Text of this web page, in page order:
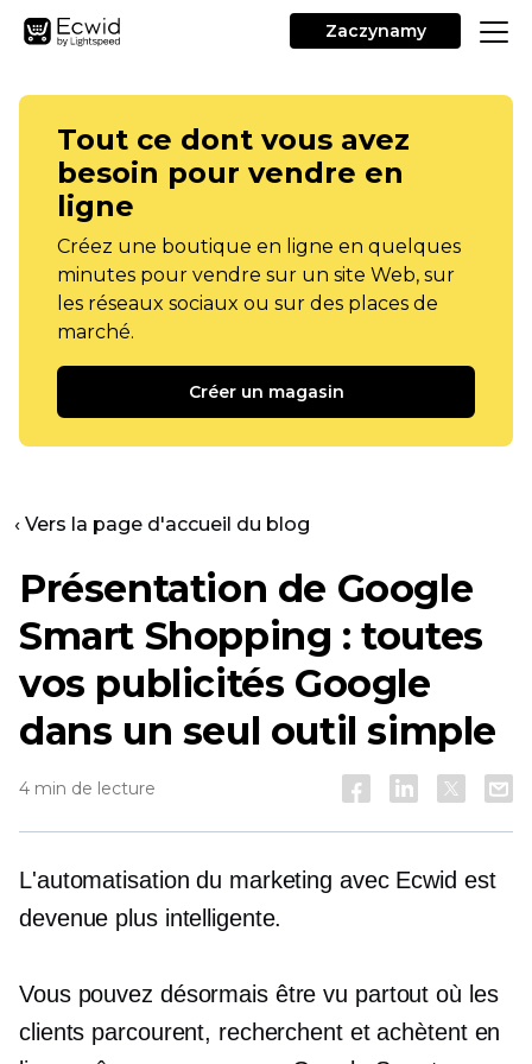
Zaczynamy
Tout ce dont vous avez
besoin pour vendre en
ligne
Créez une boutique en ligne en quelques
minutes pour vendre sur un site Web, sur
les réseaux sociaux ou sur des places de
marché.
Créer un magasin
‹ Vers la page d'accueil du blog
Présentation de Google
Smart Shopping : toutes
vos publicités Google
dans un seul outil simple
4 min de lecture
L'automatisation du marketing avec Ecwid est
devenue plus intelligente.
Vous pouvez désormais être vu partout où les
clients parcourent, recherchent et achètent en